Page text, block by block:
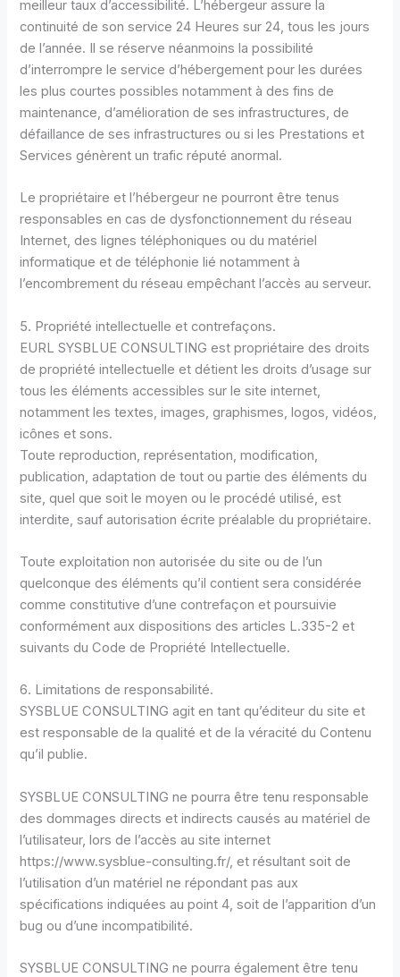
meilleur taux d’accessibilité. L’hébergeur assure la
continuité de son service 24 Heures sur 24, tous les jours
de l’année. Il se réserve néanmoins la possibilité
d’interrompre le service d’hébergement pour les durées
les plus courtes possibles notamment à des fins de
maintenance, d’amélioration de ses infrastructures, de
défaillance de ses infrastructures ou si les Prestations et
Services génèrent un trafic réputé anormal.
Le propriétaire et l’hébergeur ne pourront être tenus
responsables en cas de dysfonctionnement du réseau
Internet, des lignes téléphoniques ou du matériel
informatique et de téléphonie lié notamment à
l’encombrement du réseau empêchant l’accès au serveur.
5. Propriété intellectuelle et contrefaçons.
EURL SYSBLUE CONSULTING est propriétaire des droits
de propriété intellectuelle et détient les droits d’usage sur
tous les éléments accessibles sur le site internet,
notamment les textes, images, graphismes, logos, vidéos,
icônes et sons.
Toute reproduction, représentation, modification,
publication, adaptation de tout ou partie des éléments du
site, quel que soit le moyen ou le procédé utilisé, est
interdite, sauf autorisation écrite préalable du propriétaire.
Toute exploitation non autorisée du site ou de l’un
quelconque des éléments qu’il contient sera considérée
comme constitutive d’une contrefaçon et poursuivie
conformément aux dispositions des articles L.335-2 et
suivants du Code de Propriété Intellectuelle.
6. Limitations de responsabilité.
SYSBLUE CONSULTING agit en tant qu’éditeur du site et
est responsable de la qualité et de la véracité du Contenu
qu’il publie.
SYSBLUE CONSULTING ne pourra être tenu responsable
des dommages directs et indirects causés au matériel de
l’utilisateur, lors de l’accès au site internet
https://www.sysblue-consulting.fr/, et résultant soit de
l’utilisation d’un matériel ne répondant pas aux
spécifications indiquées au point 4, soit de l’apparition d’un
bug ou d’une incompatibilité.
SYSBLUE CONSULTING ne pourra également être tenu